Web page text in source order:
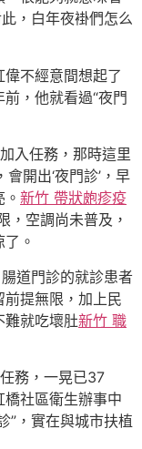
，白年夜褂們怎么
不經意間想起了
，他就看過“夜門
入任務，那時這里
開出‘夜門診’，早
新竹 帶狀皰疹疫
，空調尚未普及，
。
道門診的就診患者
提無限，加上民
難就吃壞肚新竹 職
務，一晃已37
社區衛生辦事中
”，實在與城市扶植